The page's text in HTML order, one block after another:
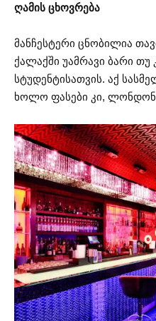
ღამის ცხოვრება
მანჩესტერი ცნობილია
ქალაქში უამრავი ბარი თუ
სტუდენტისათვის. აქ
ხოლო ფასები კი,